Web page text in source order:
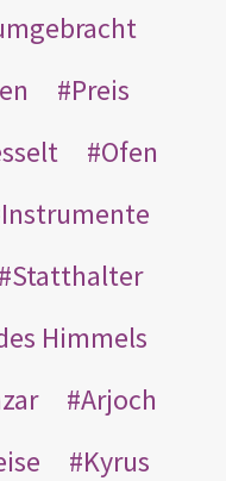
Preis
Ofen
Instrumente
Statthalter
Himmels
Arjoch
Kyrus